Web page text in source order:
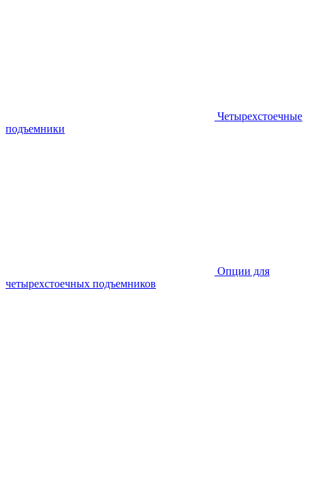
Четырехстоечные
подъемники
Опции для
четырехстоечных подъемников